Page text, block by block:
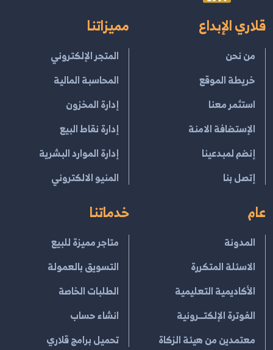
قلاري الإبداع
من نحن
خريطة الموقع
استثمر معنا
الإستضافة الامنة
إنضم لمبدعينا
إتصل بنا
مميزاتنا
المتجر الإلكتروني
المحاسبة المالية
إدارة المخزون
إدارة نقاط البيع
إدارة الموارد البشرية
المنيو الالكتروني
عام
المدونة
الاسئلة المتكررة
الأكاديمية التعليمية
الفوترة الإلكتــرونية
معتمدين من هيئة الزكاة
خدماتنا
متاجر مميزة للبيع
التسويق بالعمولة
الطلبات الخاصة
انشاء حساب
تحميل برامج قلاري